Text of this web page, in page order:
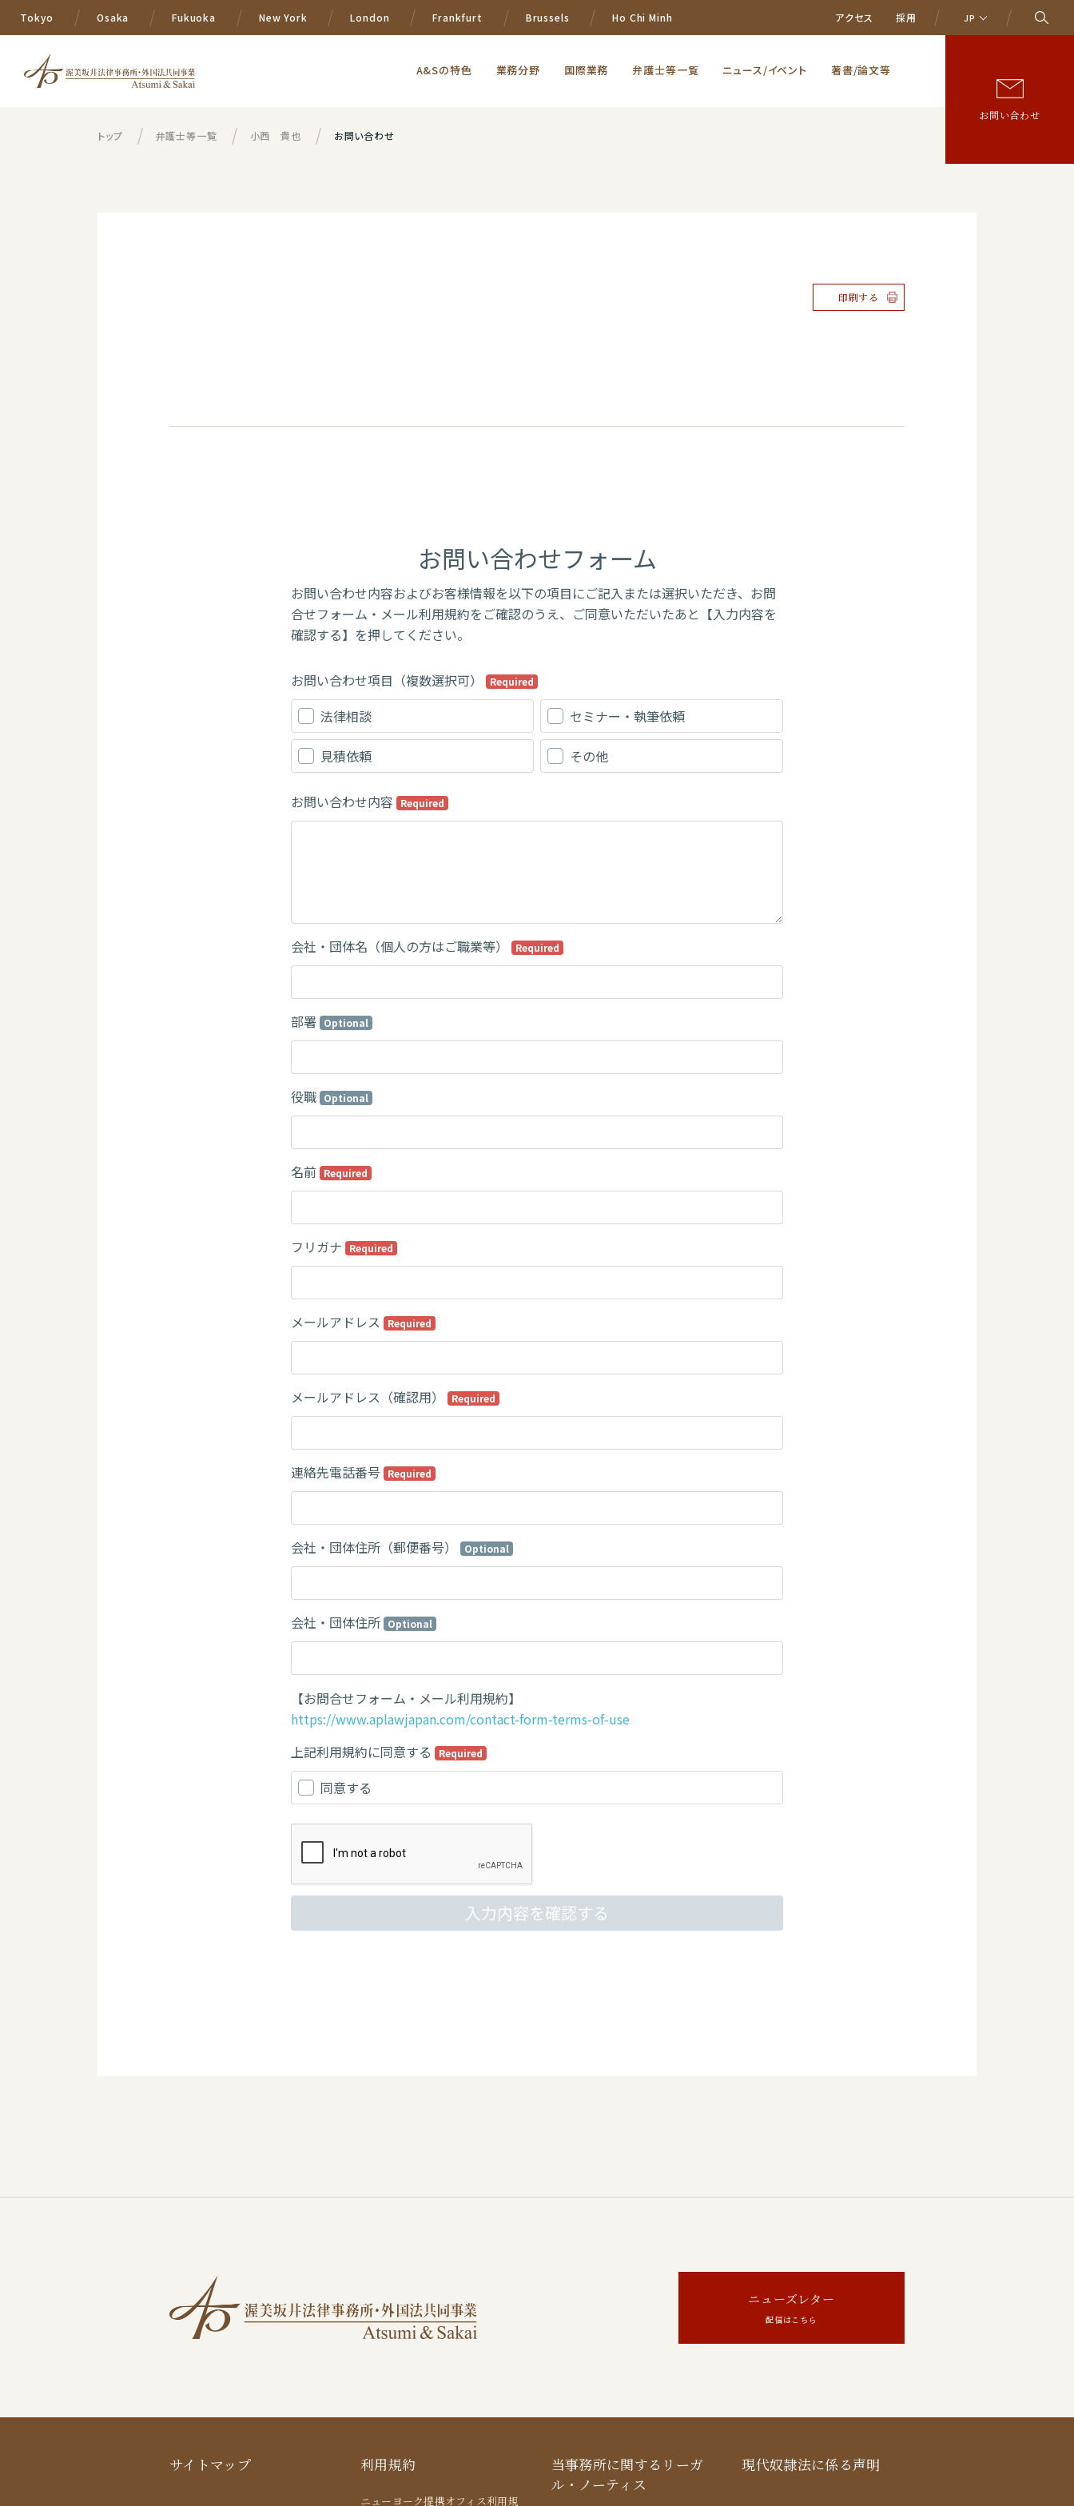
Tokyo Osaka Fukuoka New York London Frankfurt Brussels Ho Chi Minh アクセス 採用 JP
A&Sの特色 業務分野 国際業務 弁護士等一覧 ニュース/イベント 著書/論文等
お問い合わせ
トップ 弁護士等一覧 小西 貴也 お問い合わせ
印刷する
ニューズレター
配信はこちら
サイトマップ 利用規約
ニューヨーク提携オフィス利用規
当事務所に関するリーガ
ル・ノーティス
現代奴隷法に係る声明